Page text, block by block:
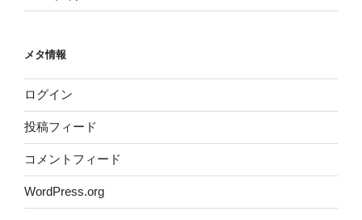
メタ情報
ログイン
投稿フィード
コメントフィード
WordPress.org